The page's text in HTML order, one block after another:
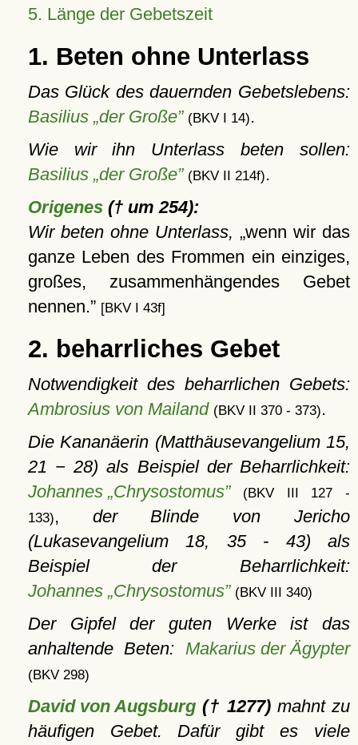
5. Länge der Gebetszeit
1. Beten ohne Unterlass
Das Glück des dauernden Gebetslebens:
Basilius „der Große” (BKV I 14).
Wie wir ihn Unterlass beten sollen:
Basilius „der Große” (BKV II 214f).
Origenes(† um 254):
Wir beten ohne Unterlass,
wenn wir das
ganze Leben des Frommen ein einziges,
großes, zusammenhängendes Gebet
nennen.
[BKV I 43f]
2. beharrliches Gebet
Notwendigkeit des beharrlichen Gebets:
Ambrosius von Mailand (BKV II 370 - 373).
Die Kananäerin (Matthäusevangelium 15,
21 − 28) als Beispiel der Beharrlichkeit:
Johannes „Chrysostomus”
(BKV III 127 -
133), der Blinde von Jericho
(Lukasevangelium 18, 35 - 43) als
Beispiel der Beharrlichkeit:
Johannes „Chrysostomus” (BKV III 340)
Der Gipfel der guten Werke ist das
anhaltende Beten: Makarius der Ägypter
(BKV 298)
David von Augsburg(† 1277)mahnt zu
häufigen Gebet. Dafür gibt es viele